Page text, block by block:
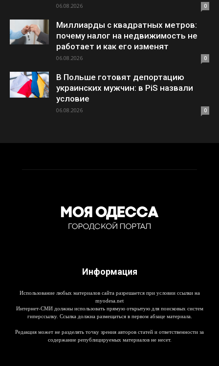
06.08.2026 0
Миллиарды с квадратных метров:
почему налог на недвижимость не
работает и как его изменят
06.08.2026 0
В Польше готовят депортацию
украинских мужчин: в PiS назвали
условие
06.08.2026 0
Информация
Использование любых материалов сайта разрешается при условии ссылки на
myodesa.net
Интернет-СМИ должны использовать прямую открытую для поисковых систем
гиперссылку. Ссылка должна размещаться в первом абзаце материала.
Редакция может не разделять точку зрения авторов статей и ответственности за
содержание републицируемых материалов не несет.